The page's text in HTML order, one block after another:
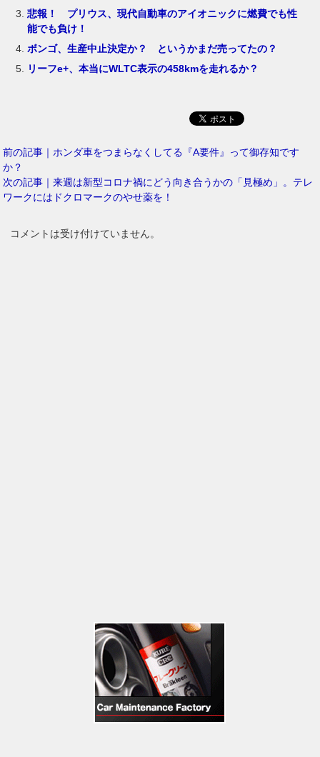
悲報！ プリウス、現代自動車のアイオニックに燃費でも性
能でも負け！
ボンゴ、生産中止決定か？ というかまだ売ってたの？
リーフe+、本当にWLTC表示の458kmを走れるか？
前の記事｜ホンダ車をつまらなくしてる『A要件』って御存知です
か？
次の記事｜来週は新型コロナ禍にどう向き合うかの「見極め」。テレ
ワークにはドクロマークのやせ薬を！
コメントは受け付けていません。